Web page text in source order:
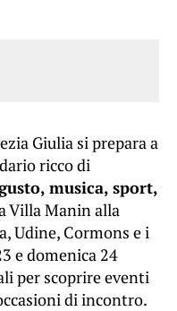
Giulia si prepara a
ricco di
musica, sport,
Villa Manin alla
Udine, Cormons e i
e domenica 24
per scoprire eventi
di incontro.